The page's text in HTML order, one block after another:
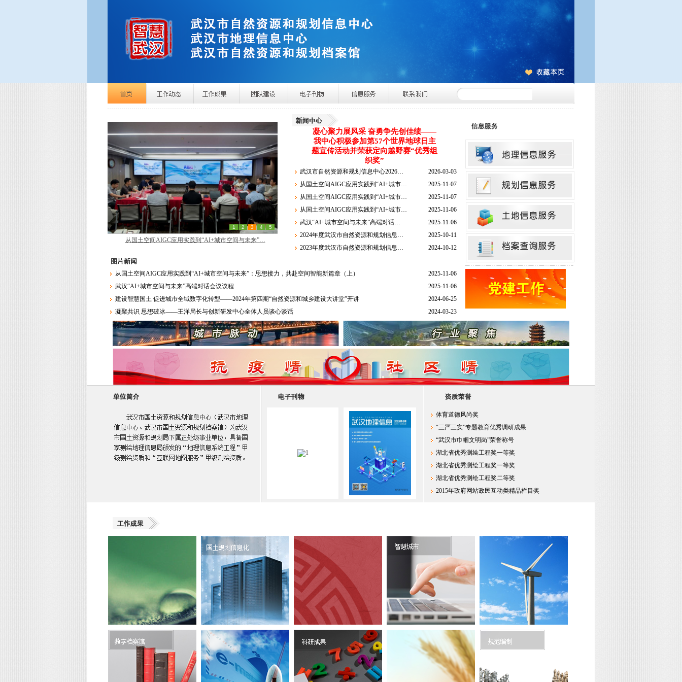
凝心聚力展风采 奋勇争先创佳绩——
我中心积极参加第57个世界地球日主
题宣传活动并荣获定向越野赛“优秀组
织奖”
武汉市自然资源和规划信息中心2026…
2026-03-03
从国土空间AIGC应用实践到“AI+城市…
2025-11-07
从国土空间AIGC应用实践到“AI+城市…
2025-11-07
从国土空间AIGC应用实践到“AI+城市…
2025-11-06
武汉“AI+城市空间与未来”高端对话…
2025-11-06
2024年度武汉市自然资源和规划信息…
2025-10-11
2023年度武汉市自然资源和规划信息…
2024-10-12
从国土空间AIGC应用实践到“AI+城市空间与未来”：思想接力，共赴空间智能新篇章（上）
2025-11-06
武汉“AI+城市空间与未来”高端对话会议议程
2025-11-06
建设智慧国土 促进城市全域数字化转型——2024年第四期“自然资源和城乡建设大讲堂”开讲
2024-06-25
凝聚共识 思想破冰——王洋局长与创新研发中心全体人员谈心谈话
2024-03-23
体育道德风尚奖
“三严三实”专题教育优秀调研成果
“武汉市巾帼文明岗”荣誉称号
湖北省优秀测绘工程奖一等奖
湖北省优秀测绘工程奖一等奖
湖北省优秀测绘工程奖二等奖
2015年政府网站政民互动类精品栏目奖